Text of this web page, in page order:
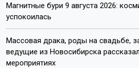
Магнитные бури 9 августа 2026:
успокоилась
Массовая драка, роды на свадьбе,
ведущие из Новосибирска
мероприятиях